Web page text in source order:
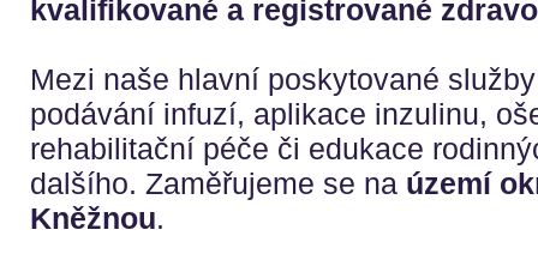
kvalifikované a registrované
Mezi naše hlavní poskytované
podávání infuzí, aplikace inzulinu,
rehabilitační péče či edukace
dalšího. Zaměřujeme se na území
Kněžnou.